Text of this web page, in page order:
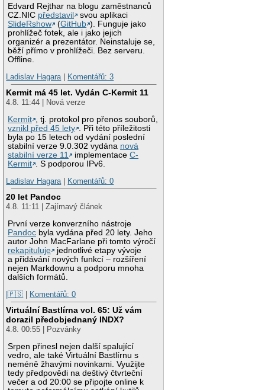
Edvard Rejthar na blogu zaměstnanců
CZ.NIC představil
svou aplikaci
SlideRshow
(GitHub ). Funguje jako
prohlížeč fotek, ale i jako jejich
organizér a prezentátor. Neinstaluje se,
běží přímo v prohlížeči. Bez serveru.
Offline.
Ladislav Hagara| Komentářů: 3
Kermit má 45 let. Vydán C-Kermit 11
4.8. 11:44 | Nová verze
Kermit
, tj. protokol pro přenos souborů,
vznikl před 45 lety
. Při této příležitosti
byla po 15 letech od vydání poslední
stabilní verze 9.0.302 vydána nová
stabilní verze 11
implementaceC-
Kermit
. S podporou IPv6.
Ladislav Hagara| Komentářů: 0
20 let Pandoc
4.8. 11:11 | Zajímavý článek
První verze konverzního nástroje
Pandoc byla vydána před 20 lety. Jeho
autor John MacFarlane při tomto výročí
rekapituluje
jednotlivé etapy vývoje
a přidávání nových funkcí – rozšíření
nejen Markdownu a podporu mnoha
dalších formátů.
|🇵🇸
Komentářů: 0
Virtuální Bastlírna vol. 65: Už vám
dorazil předobjednaný INDX?
4.8. 00:55 | Pozvánky
Srpen přinesl nejen další spalující
vedro, ale také Virtuální Bastlírnu s
neméně žhavými novinkami. Využijte
tedy předpovědi na deštivý čtvrteční
večer a od 20:00 se připojte online k